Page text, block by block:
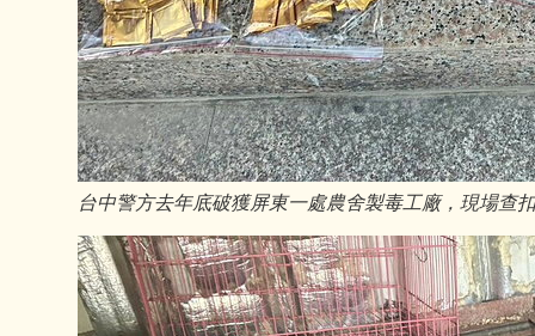
台中警方去年底破獲屏東一處農舍製毒工廠，現場